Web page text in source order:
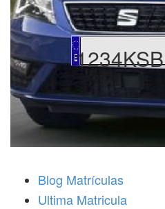
1234KSB
Blog Matrículas
Ultima Matricula